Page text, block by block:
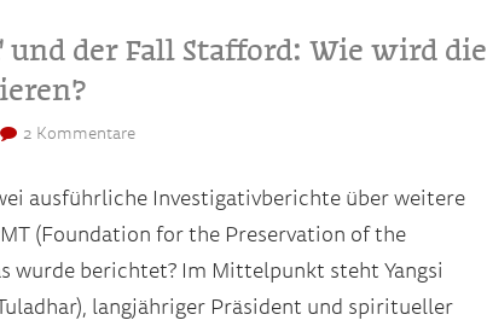
und der Fall Stafford: Wie wird die
2 Kommentare
ausführliche Investigativberichte über weitere
(Foundation for the Preservation of the
wurde berichtet? Im Mittelpunkt steht Yangsi
langjähriger Präsident und spiritueller